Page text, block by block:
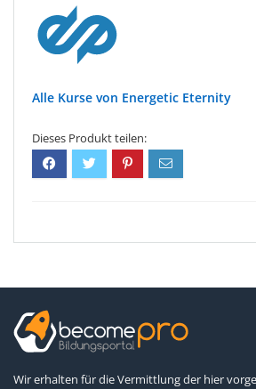
Energetic Eternity
Wir erhalten für die Vermittlung der hier